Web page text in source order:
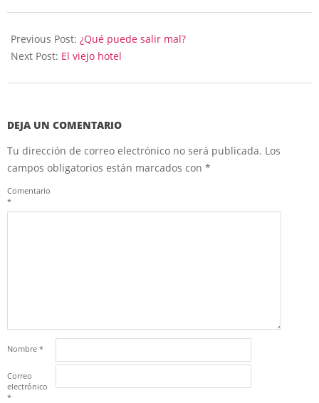
10-
17
Previous Post: ¿Qué puede salir mal?
Next Post: El viejo hotel
DEJA UN COMENTARIO
Tu dirección de correo electrónico no será publicada. Los
campos obligatorios están marcados con *
Comentario
*
Nombre *
Correo
electrónico
*